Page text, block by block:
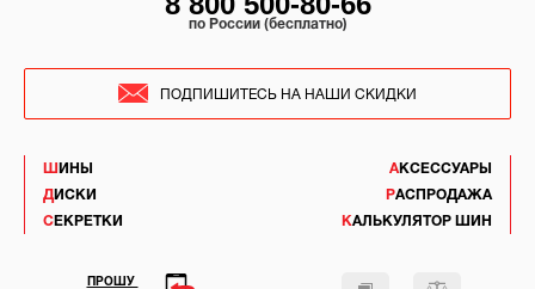
ШИНЫ
ДИСКИ
СЕКРЕТКИ
АКСЕССУАРЫ
РАСПРОДАЖА
КАЛЬКУЛЯТОР ШИН
по России (бесплатно)
ПОДПИШИТЕСЬ НА НАШИ СКИДКИ
ПРОШУ